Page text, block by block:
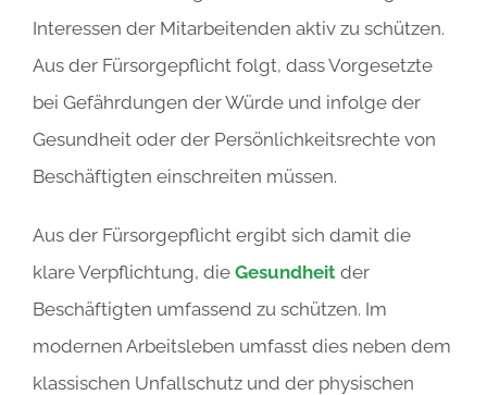
Interessen der Mitarbeitenden aktiv zu schützen.
Aus der Fürsorgepflicht folgt, dass Vorgesetzte
bei Gefährdungen der Würde und infolge der
Gesundheit oder der Persönlichkeitsrechte von
Beschäftigten einschreiten müssen.
Aus der Fürsorgepflicht ergibt sich damit die
klare Verpflichtung, die Gesundheit der
Beschäftigten umfassend zu schützen. Im
modernen Arbeitsleben umfasst dies neben dem
klassischen Unfallschutz und der physischen